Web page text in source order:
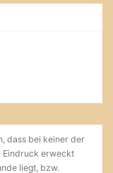
dass bei keiner der
Eindruck erweckt
liegt, bzw.